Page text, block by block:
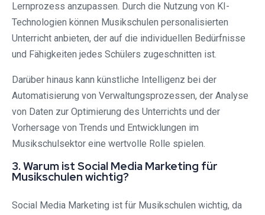
Lernprozess anzupassen. Durch die Nutzung von KI-
Technologien können Musikschulen personalisierten
Unterricht anbieten, der auf die individuellen Bedürfnisse
und Fähigkeiten jedes Schülers zugeschnitten ist.
Darüber hinaus kann künstliche Intelligenz bei der
Automatisierung von Verwaltungsprozessen, der Analyse
von Daten zur Optimierung des Unterrichts und der
Vorhersage von Trends und Entwicklungen im
Musikschulsektor eine wertvolle Rolle spielen.
3. Warum ist Social Media Marketing für
Musikschulen wichtig?
Social Media Marketing ist für Musikschulen wichtig, da